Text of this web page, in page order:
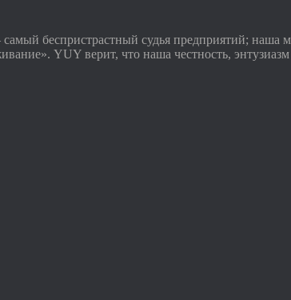
беспристрастный судья предприятий; наша
YUY верит, что наша честность,